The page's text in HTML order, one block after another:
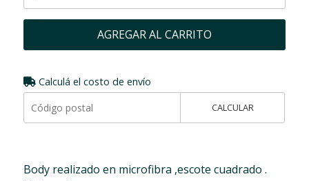
AGREGAR AL CARRITO
Calculá el costo de envío
CALCULAR
Body realizado en microfibra ,escote cuadrado .